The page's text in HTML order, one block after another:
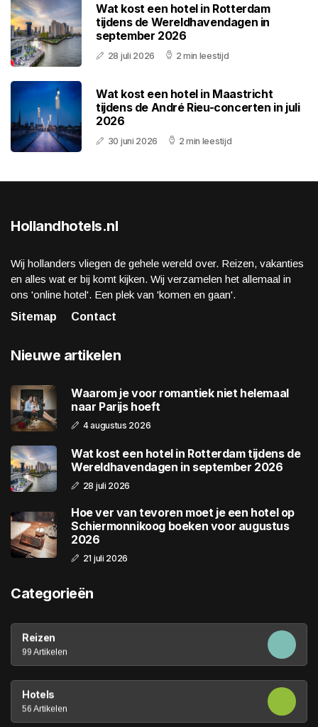
Wat kost een hotel in Rotterdam
tijdens de Wereldhavendagen in
september 2026
28 juli 2026 2 min leestijd
Wat kost een hotel in Maastricht
tijdens de André Rieu-concerten in juli
2026
30 juni 2026 2 min leestijd
Hollandhotels.nl
Wij hollanders vliegen de gehele wereld over. Reizen, vakanties
en alles wat er bij komt kijken. Wij verzamelen het allemaal in
ons 'online hotel'. Een plek van 'komen en gaan'.
Sitemap
Contact
Nieuwe artikelen
Waarom je voor romantiek niet helemaal
naar Parijs hoeft
4 augustus 2026
Wat kost een hotel in Rotterdam tijdens de
Wereldhavendagen in september 2026
28 juli 2026
Hoe ver van tevoren moet je een hotel op
Schiermonnikoog boeken voor augustus
2026
21 juli 2026
Categorieën
Reizen
99 Artikelen
Hotels
56 Artikelen